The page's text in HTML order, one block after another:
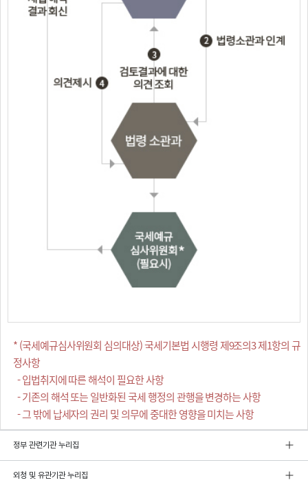
* (국세예규심사위원회 심의대상) 국세기본법 시행령 제9조의3 제1항의 규
정사항
- 입법취지에 따른 해석이 필요한 사항
- 기존의 해석 또는 일반화된 국세 행정의 관행을 변경하는 사항
- 그 밖에 납세자의 권리 및 의무에 중대한 영향을 미치는 사항
정부 관련기관 누리집
외청 및 유관기관 누리집